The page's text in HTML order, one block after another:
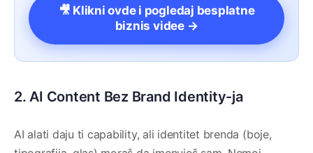
🎥 Klikni ovde i pogledaj besplatne
biznis videe →
2. AI Content Bez Brand Identity-ja
AI alati daju ti capability, ali identitet brenda (boje,